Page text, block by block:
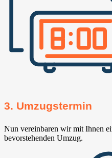
3. Umzugstermin
Nun vereinbaren wir mit Ihnen
bevorstehenden Umzug.